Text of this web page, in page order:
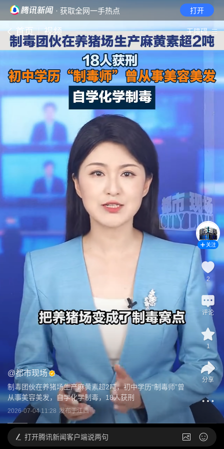
· 获取全网一手热点 打开
首页 视频 无障碍
@都市现场
制毒团伙在养猪场生产麻黄素超2吨，初中学历“制毒师”曾
从事美容美发，自学化学制毒，18人获刑
2026-07-04 11:28 发布于江西
关注
2
评论
1
分享
打开腾讯新闻客户端说两句